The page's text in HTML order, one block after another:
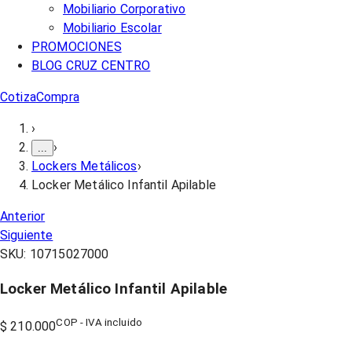
Mobiliario Corporativo
Mobiliario Escolar
PROMOCIONES
BLOG CRUZ CENTRO
CotizaCompra
›
›
Lockers Metálicos›
Locker Metálico Infantil Apilable
Anterior
Siguiente
SKU: 10715027000
Locker Metálico Infantil Apilable
$ 210.000COP - IVA incluido